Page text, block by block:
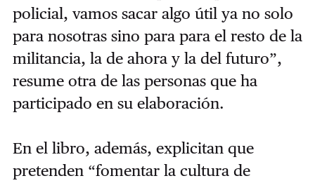
policial, vamos sacar algo útil ya no solo
para nosotras sino para para el resto de la
militancia, la de ahora y la del futuro”,
resume otra de las personas que ha
participado en su elaboración.
En el libro, además, explicitan que
pretenden “fomentar la cultura de